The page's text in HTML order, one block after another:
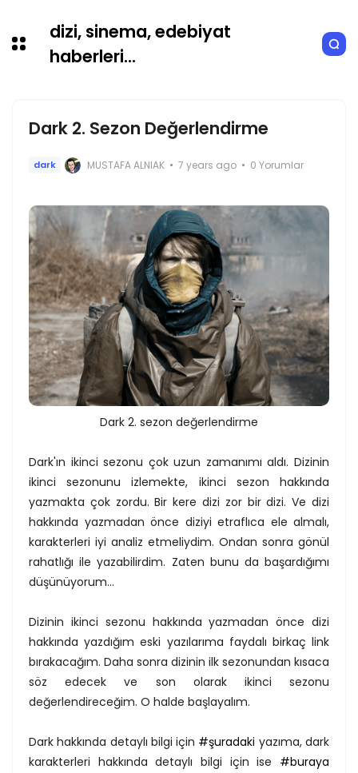
dizi, sinema, edebiyat
haberleri...
Dark 2. Sezon Değerlendirme
dark MUSTAFA ALNIAK 7 years ago 0 Yorumlar
Dark 2. sezon değerlendirme
Dark'ın ikinci sezonu çok uzun zamanımı aldı. Dizinin
ikinci sezonunu izlemekte, ikinci sezon hakkında
yazmakta çok zordu. Bir kere dizi zor bir dizi. Ve dizi
hakkında yazmadan önce diziyi etraflıca ele almalı,
karakterleri iyi analiz etmeliydim. Ondan sonra gönül
rahatlığı ile yazabilirdim. Zaten bunu da başardığımı
düşünüyorum...
Dizinin ikinci sezonu hakkında yazmadan önce dizi
hakkında yazdığım eski yazılarıma faydalı birkaç link
bırakacağım. Daha sonra dizinin ilk sezonundan kısaca
söz edecek ve son olarak ikinci sezonu
değerlendireceğim. O halde başlayalım.
Dark hakkında detaylı bilgi için #şuradaki yazıma, dark
karakterleri hakkında detaylı bilgi için ise #buraya